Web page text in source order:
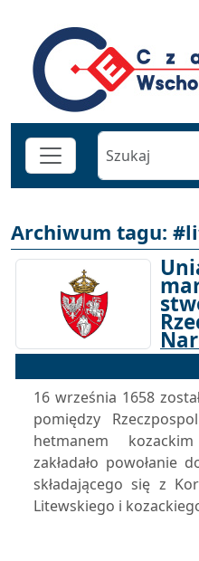
Archiwum tagu:
16 września 1658
pomiędzy
hetmanem
zakładało powołanie
składającego się z
Litewskiego i